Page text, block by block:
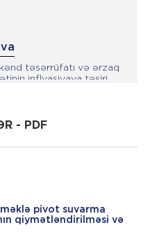
təsərrüfatı və ərzaq
inflyasiyaya təsiri
- PDF
pivot suvarma
qiymətləndirilməsi və